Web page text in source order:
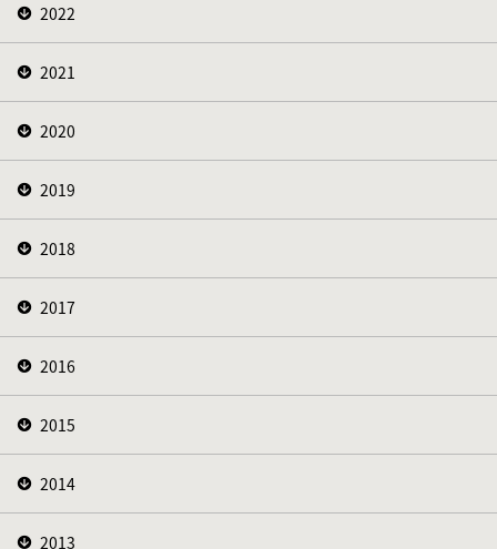
2022
2021
2020
2019
2018
2017
2016
2015
2014
2013